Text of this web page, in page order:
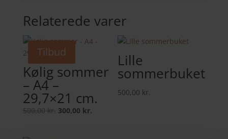
Relaterede varer
Tilbud
Kølig sommer
– A4 –
29,7×21 cm.
500,00kr. Den
300,00 kr.
Lille
sommerbuket
500,00 kr.